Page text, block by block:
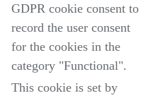
GDPR cookie consent to
record the user consent
for the cookies in the
category "Functional".
This cookie is set by